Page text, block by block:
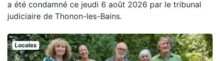
a été condamné ce jeudi 6 août 2026 par le tribunal
judiciaire de Thonon-les-Bains.
Locales